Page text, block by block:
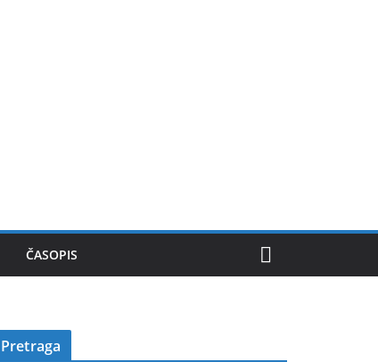
ČASOPIS
Pretraga